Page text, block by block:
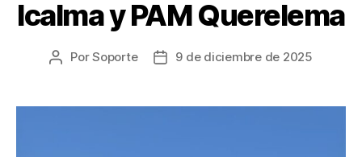
Icalma y PAM Querelema
PorSoporte 9 de diciembre de 2025